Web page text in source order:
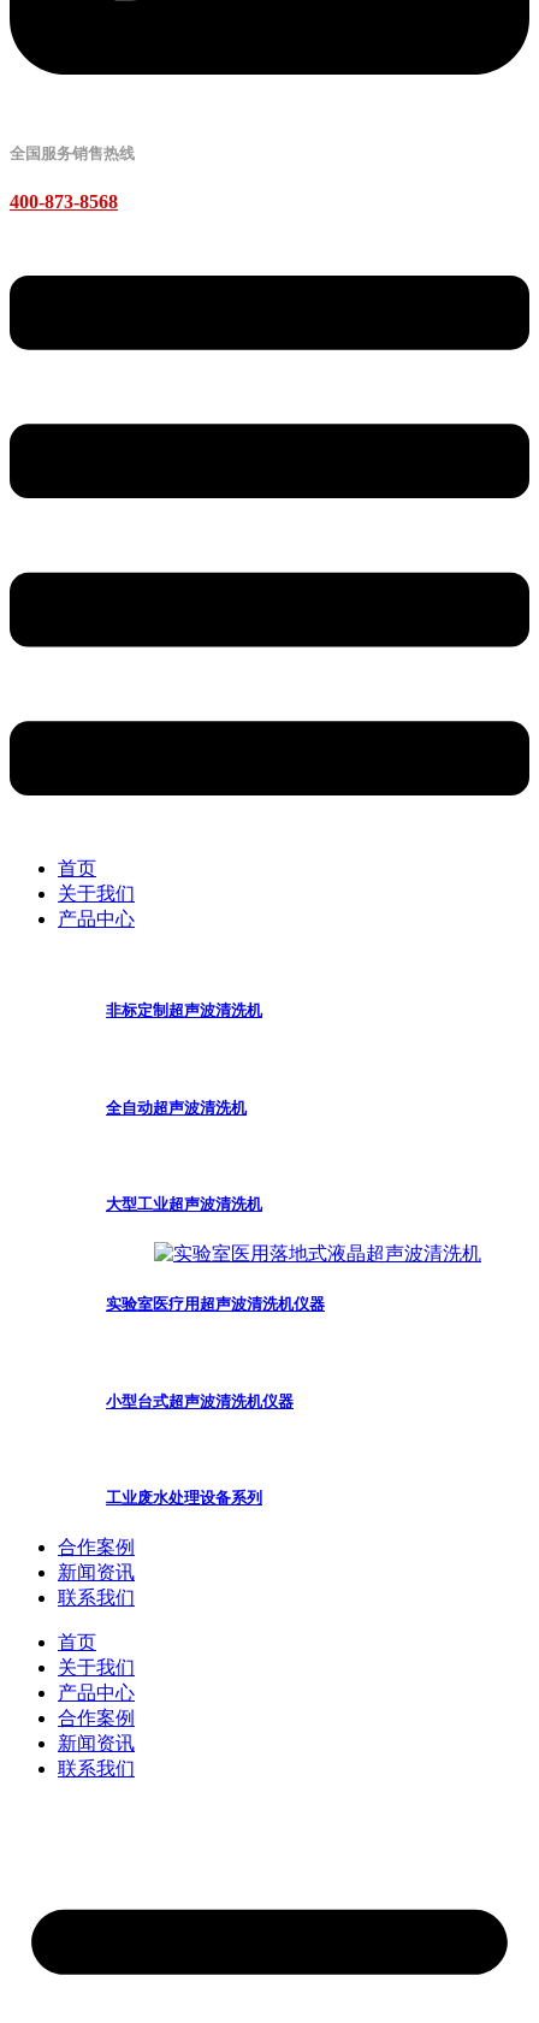
全国服务销售热线
400-873-8568
首页
关于我们
产品中心
非标定制超声波清洗机
全自动超声波清洗机
大型工业超声波清洗机
实验室医疗用超声波清洗机仪器
小型台式超声波清洗机仪器
工业废水处理设备系列
合作案例
新闻资讯
联系我们
首页
关于我们
产品中心
合作案例
新闻资讯
联系我们